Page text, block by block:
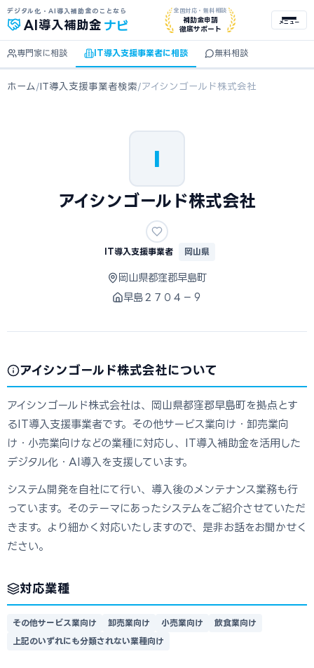
デジタル化・AI導入補助金のことなら
AI 導入補助金 ナビ
全国対応・無料相談
補助金申請
徹底サポート
メニュー
専門家に相談 IT導入支援事業者に相談 無料相談
ホーム /IT導入支援事業者検索/アイシンゴールド株式会社
I
アイシンゴールド株式会社
IT導入支援事業者 岡山県
岡山県都窪郡早島町
早島２７０４－９
アイシンゴールド株式会社について
アイシンゴールド株式会社は、岡山県都窪郡早島町を拠点とす
るIT導入支援事業者です。その他サービス業向け・卸売業向
け・小売業向けなどの業種に対応し、IT導入補助金を活用した
デジタル化・AI導入を支援しています。
システム開発を自社にて行い、導入後のメンテナンス業務も行
っています。そのテーマにあったシステムをご紹介させていただ
きます。より細かく対応いたしますので、是非お話をお聞かせく
ださい。
対応業種
その他サービス業向け 卸売業向け 小売業向け
飲食業向け
上記のいずれにも分類されない業種向け